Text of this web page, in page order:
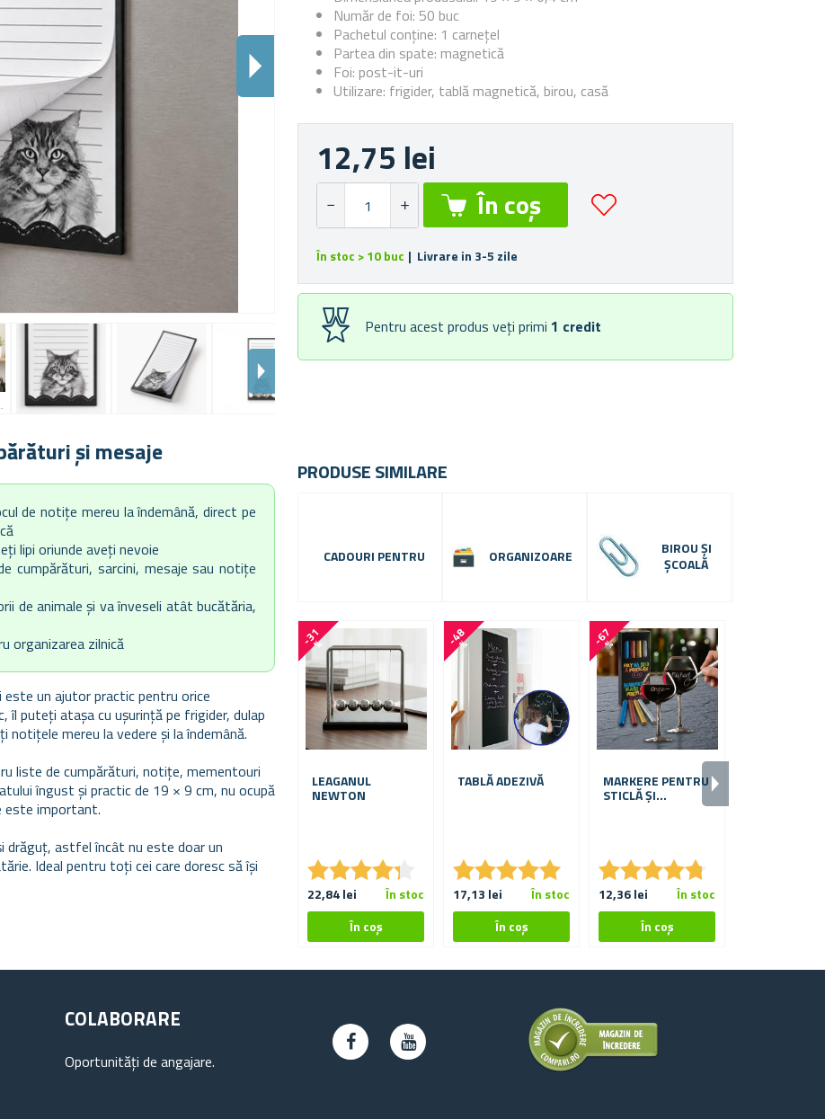
Folosiți, de exemplu, pentru liste de cumpărături
Număr de foi: 50 buc
Pachetul conține: 1 carnețel
Partea din spate: magnetică
Foi: post-it-uri
Utilizare: frigider, tablă magnetică, birou, casă
12,75 lei
În stoc > 10 buc | Livrare in 3-5 zile
Pentru acest produs veți primi 1 credit
și mesaje
de notițe mereu la îndemână, direct pe
lipi oriunde aveți nevoie
cumpărături, sarcini, mesaje sau notițe
de animale și va înveseli atât bucătăria,
organizarea zilnică
un ajutor practic pentru orice
puteți atașa cu ușurință pe frigider, dulap
mereu la vedere și la îndemână.
liste de cumpărături, notițe, mementouri
îngust și practic de 19 × 9 cm, nu ocupă
este important.
drăguț, astfel încât nu este doar un
Ideal pentru toți cei care doresc să își
PRODUSE SIMILARE
CADOURI PENTRU ORGANIZOARE
BIROU ȘI
ȘCOALĂ
-
3
1
%
LEAGANUL
NEWTON
★★★★★
★★★★★
22,84 lei În stoc
-
4
8
%
TABLĂ ADEZIVĂ
★★★★★
★★★★★
17,13 lei În stoc
-
6
7
%
MARKERE PENTRU
STICLĂ ȘI
★★★★★
★★★★★
12,36 lei În stoc
COLABORARE
Oportunități de angajare.